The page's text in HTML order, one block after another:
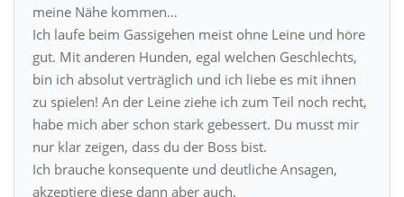
meine Nähe kommen…
Ich laufe beim Gassigehen meist ohne Leine und höre
gut. Mit anderen Hunden, egal welchen Geschlechts,
bin ich absolut verträglich und ich liebe es mit ihnen
zu spielen! An der Leine ziehe ich zum Teil noch recht,
habe mich aber schon stark gebessert. Du musst mir
nur klar zeigen, dass du der Boss bist.
Ich brauche konsequente und deutliche Ansagen,
akzeptiere diese dann aber auch.